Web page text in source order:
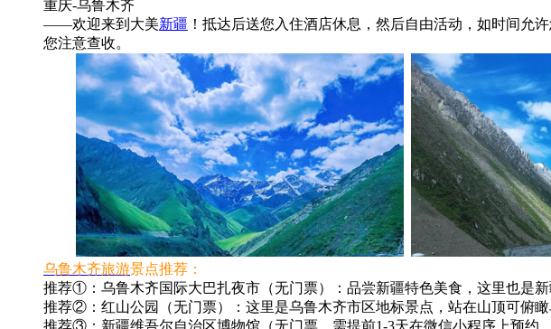
重庆-乌鲁木齐
——欢迎来到大美新疆 ！抵达后送您入住酒店休息，然后自由活动，如时间允
您注意查收。
乌鲁木齐旅游景点推荐：
推荐①：乌鲁木齐国际大巴扎夜市（无门票）：品尝新疆特色美食，这里也是
推荐②：红山公园（无门票）：这里是乌鲁木齐市区地标景点，站在山顶可俯
推荐③：新疆维吾尔自治区博物馆（无门票，需提前1-3天在微信小程序上预约